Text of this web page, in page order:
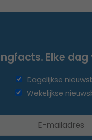
Elke dag
Dagelijkse
Wekelijkse